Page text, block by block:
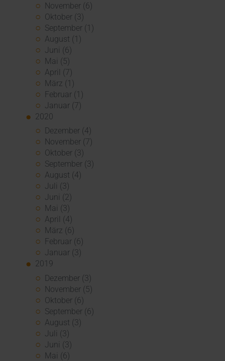
November (6)
Oktober (3)
September (1)
August (1)
Juni (6)
Mai (5)
April (7)
März (1)
Februar (1)
Januar (7)
2020
Dezember (4)
November (7)
Oktober (3)
September (3)
August (4)
Juli (3)
Juni (2)
Mai (3)
April (4)
März (6)
Februar (6)
Januar (3)
2019
Dezember (3)
November (5)
Oktober (6)
September (6)
August (3)
Juli (3)
Juni (3)
Mai (6)